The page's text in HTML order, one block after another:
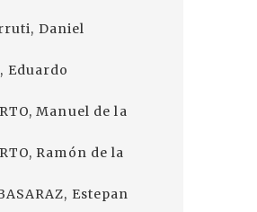
Daniel
Eduardo
Manuel de la
Ramón de la
Estepan